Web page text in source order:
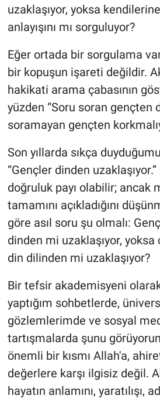
uzaklaşıyor, yoksa
anlayışını mı sorguluyor?
Eğer ortada bir sorgulama
bir kopuşun işareti değildir.
hakikati arama çabasının
yüzden “Soru soran gençten
soramayan gençten
Son yıllarda sıkça
“Gençler dinden
doğruluk payı olabilir; ancak
tamamını açıkladığını
göre asıl soru şu olmalı:
dinden mi uzaklaşıyor, yoksa
din dilinden mi uzaklaşıyor?
Bir tefsir akademisyeni
yaptığım sohbetlerde,
gözlemlerimde ve sosyal
tartışmalarda şunu
önemli bir kısmı Allah'a,
değerlere karşı ilgisiz değil.
hayatın anlamını, yaratılışı,